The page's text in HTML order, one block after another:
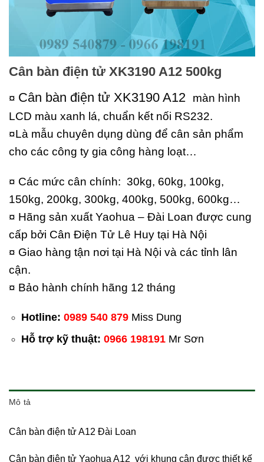
Cân bàn điện tử XK3190 A12 500kg
¤ Cân bàn điện tử XK3190 A12
màn hình
LCD màu xanh lá, chuẩn kết nối RS232.
¤Là mẫu chuyên dụng dùng để cân sản phẩm
cho các công ty gia công hàng loạt…
¤ Các mức cân chính: 30kg, 60kg, 100kg,
150kg, 200kg, 300kg, 400kg, 500kg, 600kg…
¤ Hãng sản xuất Yaohua – Đài Loan được cung
cấp bởi Cân Điện Tử Lê Huy tại Hà Nội
¤ Giao hàng tận nơi tại Hà Nội và các tỉnh lân
cận.
¤ Bảo hành chính hãng 12 tháng
Hotline: 0989 540 879 Miss Dung
Hỗ trợ kỹ thuật: 0966 198191 Mr Sơn
Mô tả
Cân bàn điện tử A12 Đài Loan
Cân bàn điện tử Yaohua A12 với khung cân được thiết kế